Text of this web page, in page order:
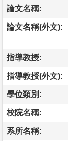
論文名稱:
論文名稱(外文):
指導教授:
指導教授(外文):
學位類別:
校院名稱:
系所名稱: